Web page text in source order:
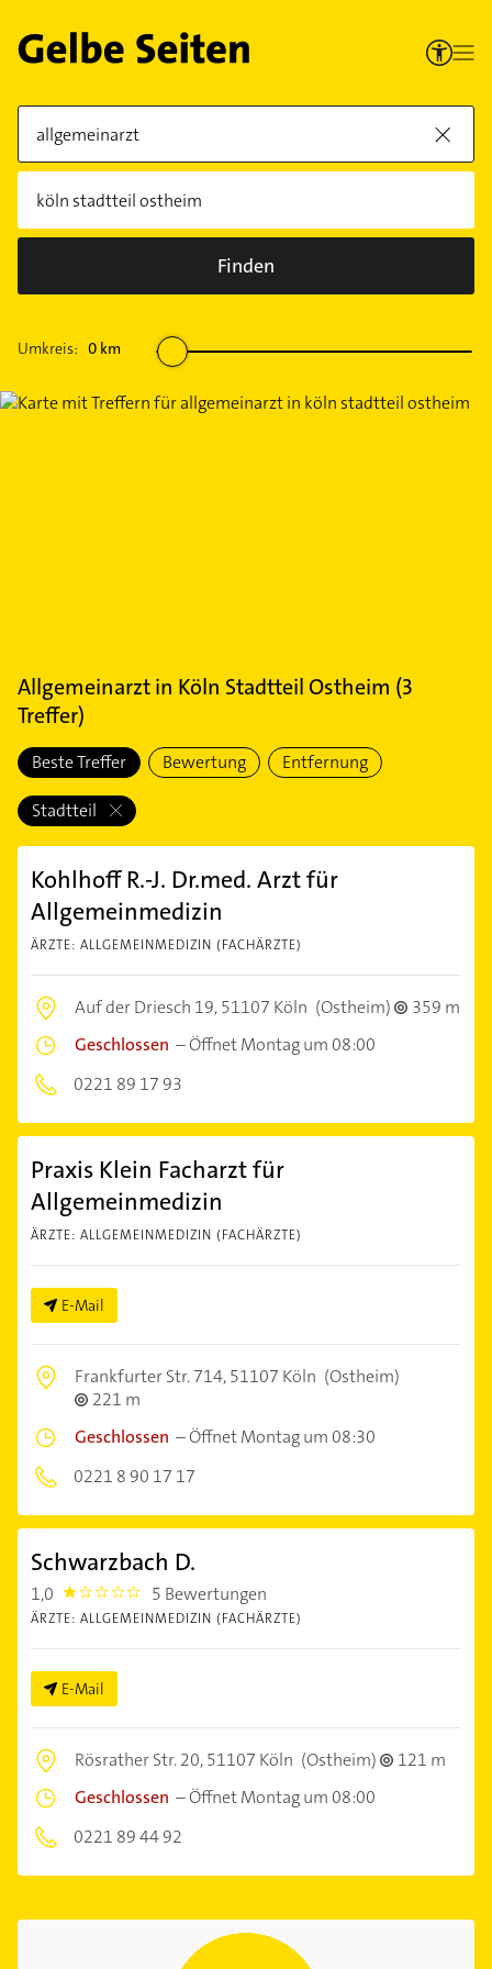
Finden
Umkreis: 0 km
Allgemeinarztin Köln Stadtteil Ostheim (3
Treffer)
Beste Treffer Bewertung Entfernung
Stadtteil
Kohlhoff R.-J. Dr.med. Arzt für
Allgemeinmedizin
ÄRZTE: ALLGEMEINMEDIZIN (FACHÄRZTE)
Auf der Driesch 19,51107 Köln (Ostheim)
359 m
Geschlossen –Öffnet Montag um 08:00
0221 89 17 93
Praxis Klein Facharzt für
Allgemeinmedizin
ÄRZTE: ALLGEMEINMEDIZIN (FACHÄRZTE)
E-Mail
Frankfurter Str. 714,51107 Köln (Ostheim)
221 m
Geschlossen –Öffnet Montag um 08:30
0221 8 90 17 17
Schwarzbach D.
1,0 1.0 5 Bewertungen
ÄRZTE: ALLGEMEINMEDIZIN (FACHÄRZTE)
E-Mail
Rösrather Str. 20,51107 Köln (Ostheim)
121 m
Geschlossen –Öffnet Montag um 08:00
0221 89 44 92